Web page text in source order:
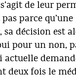
de leur
parce
sa décision est
pour un non,
actuelle
deux fois le